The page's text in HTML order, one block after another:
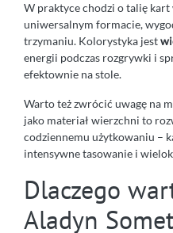
W praktyce chodzi o talię kart
uniwersalnym formacie,
trzymaniu. Kolorystyka jest
energii podczas rozgrywki i
efektownie na stole.
Warto też zwrócić uwagę na
jako materiał wierzchni to
codziennemu użytkowaniu –
intensywne tasowanie i
Dlaczego
Aladyn